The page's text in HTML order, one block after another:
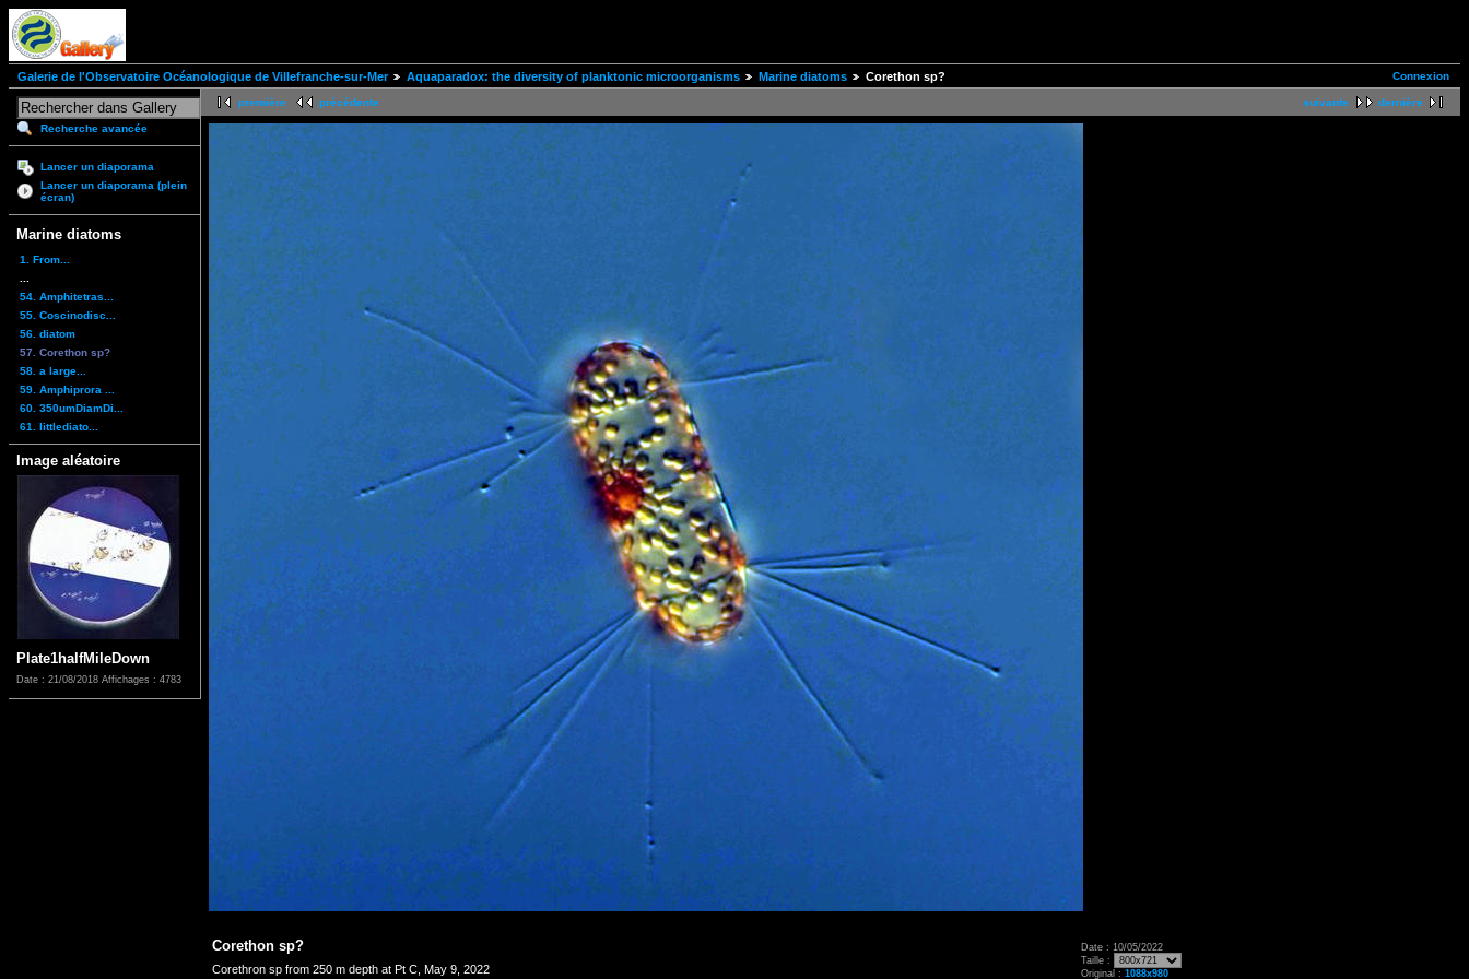
Connexion
Galerie de l'Observatoire Océanologique de Villefranche-sur-Mer Aquaparadox: the diversity of planktonic microorganisms Marine diatoms Corethon sp?
Recherche avancée
Lancer un diaporama
Lancer un diaporama (plein
écran)
Marine diatoms
1. From...
54. Amphitetras...
55. Coscinodisc...
56. diatom
57. Corethon sp?
58. a large...
59. Amphiprora ...
60. 350umDiamDi...
61. littlediato...
Image aléatoire
Plate1halfMileDown
Date : 21/08/2018 Affichages : 4783
suivante dernière
première précédente
Corethon sp?
Corethron sp from 250 m depth at Pt C, May 9, 2022
Date : 10/05/2022
Taille :
Original : 1088x980